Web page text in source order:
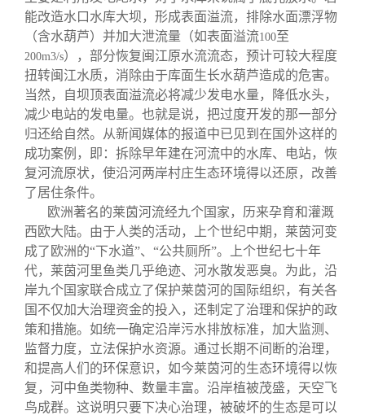
能改造水口水库大坝，形成表面溢流，排除水面漂浮物
（含水葫芦）并加大泄流量（如表面溢流100至
200m3/s），部分恢复闽江原水流流态，预计可较大程度
扭转闽江水质，消除由于库面生长水葫芦造成的危害。
当然，自坝顶表面溢流必将减少发电水量，降低水头，
减少电站的发电量。也就是说，把过度开发的那一部分
归还给自然。从新闻媒体的报道中已见到在国外这样的
成功案例，即：拆除早年建在河流中的水库、电站，恢
复河流原状，使沿河两岸村庄生态环境得以还原，改善
了居住条件。
欧洲著名的莱茵河流经九个国家，历来孕育和灌溉
西欧大陆。由于人类的活动，上个世纪中期，莱茵河变
成了欧洲的“下水道”、“公共厕所”。上个世纪七十年
代，莱茵河里鱼类几乎绝迹、河水散发恶臭。为此，沿
岸九个国家联合成立了保护莱茵河的国际组织，有关各
国不仅加大治理资金的投入，还制定了治理和保护的政
策和措施。如统一确定沿岸污水排放标准，加大监测、
监督力度，立法保护水资源。通过长期不间断的治理，
和提高人们的环保意识，如今莱茵河的生态环境得以恢
复，河中鱼类物种、数量丰富。沿岸植被茂盛，天空飞
鸟成群。这说明只要下决心治理，被破坏的生态是可以